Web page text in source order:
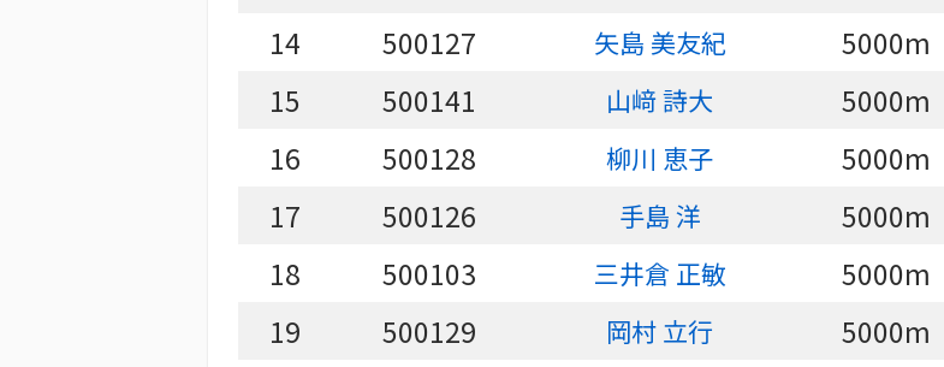
14
500127 矢島 美友紀 5000m
15
500141 山﨑 詩大 5000m
16
500128 柳川 恵子 5000m
17
500126 手島 洋 5000m
18
500103 三井倉 正敏 5000m
19
500129 岡村 立行 5000m